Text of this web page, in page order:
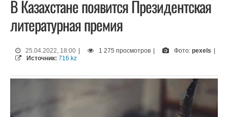
В Казахстане появится Президентская
литературная премия
25.04.2022, 18:00 1 275 просмотров Фото: pexels
Источник: 716.kz